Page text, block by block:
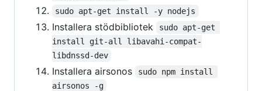
sudo apt-get install -y nodejs
Installera stödbibliotek
sudo apt-get
install git-all libavahi-compat-
libdnssd-dev
Installera airsonos
sudo npm install
airsonos -g